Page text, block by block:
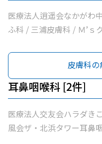
医療法人逍遥会なかがわ
ふ科 / 三浦皮膚科 / Ｍ’ｓ
フ科クリニック
皮膚科
耳鼻咽喉科 [2件]
医療法人交友会ハラダき
風会ザ・北浜タワー耳鼻